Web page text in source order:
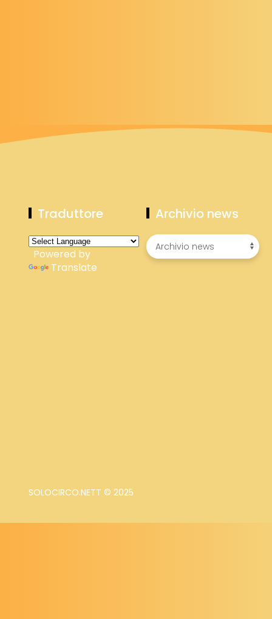
Traduttore
Powered by
Translate
Archivio news
SOLOCIRCO.NETT © 2025